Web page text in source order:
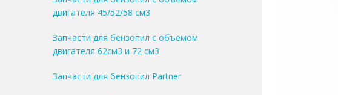
двигателя 45/52/58 см3
Запчасти для бензопил с объемом
двигателя 62см3 и 72 см3
Запчасти для бензопил Partner